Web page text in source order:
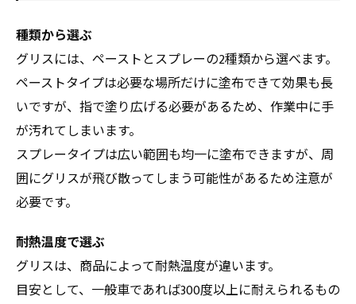
種類から選ぶ
グリスには、ペーストとスプレーの2種類から選べます。
ペーストタイプは必要な場所だけに塗布できて効果も長
いですが、指で塗り広げる必要があるため、作業中に手
が汚れてしまいます。
スプレータイプは広い範囲も均一に塗布できますが、周
囲にグリスが飛び散ってしまう可能性があるため注意が
必要です。
耐熱温度で選ぶ
グリスは、商品によって耐熱温度が違います。
目安として、一般車であれば300度以上に耐えられるもの